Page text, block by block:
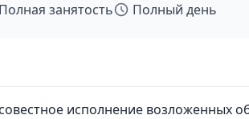
Полная занятость Полный день
исполнение возложенных